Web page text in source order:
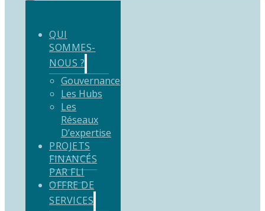
QUI
SOMMES-
NOUS ?
Gouvernance
Les Hubs
Les
Réseaux
D’expertise
PROJETS
FINANCÉS
PAR FLI
OFFRE DE
SERVICES